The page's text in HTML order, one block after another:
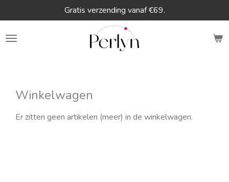
direct
naar
Gratis verzending vanaf €69.
Winkelwagen
Er zitten geen artikelen (meer) in de winkelwagen.